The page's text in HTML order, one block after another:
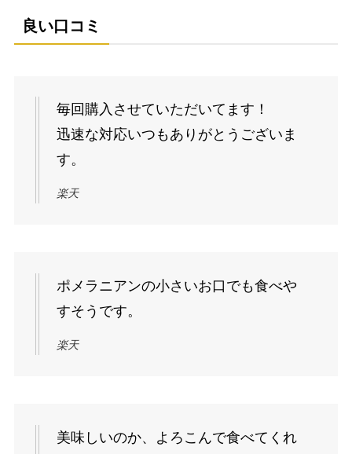
良い口コミ
毎回購入させていただいてます！
迅速な対応いつもありがとうございま
す。
楽天
ポメラニアンの小さいお口でも食べや
すそうです。
楽天
美味しいのか、よろこんで食べてくれ